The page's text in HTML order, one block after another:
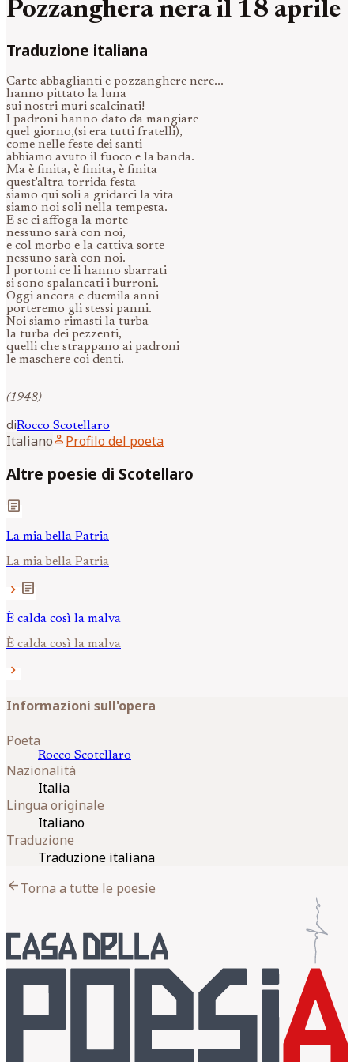
Pozzanghera nera il 18 aprile
Traduzione italiana
Carte abbaglianti e pozzanghere nere...
hanno pittato la luna
sui nostri muri scalcinati!
I padroni hanno dato da mangiare
quel giorno,(si era tutti fratelli),
come nelle feste dei santi
abbiamo avuto il fuoco e la banda.
Ma è finita, è finita, è finita
quest'altra torrida festa
siamo qui soli a gridarci la vita
siamo noi soli nella tempesta.
E se ci affoga la morte
nessuno sarà con noi,
e col morbo e la cattiva sorte
nessuno sarà con noi.
I portoni ce li hanno sbarrati
si sono spalancati i burroni.
Oggi ancora e duemila anni
porteremo gli stessi panni.
Noi siamo rimasti la turba
la turba dei pezzenti,
quelli che strappano ai padroni
le maschere coi denti.
(1948)
diRocco Scotellaro
Italianoperson Profilo del poeta
Altre poesie di Scotellaro
article
La mia bella Patria
La mia bella Patria
chevron_right article
È calda così la malva
È calda così la malva
chevron_right
Informazioni sull'opera
Poeta
Rocco Scotellaro
Nazionalità
Italia
Lingua originale
Italiano
Traduzione
Traduzione italiana
arrow_backTorna a tutte le poesie